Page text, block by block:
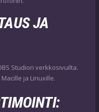
JA
Studion verkkosivuilta.
ja Linuxille.